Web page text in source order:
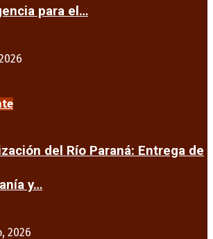
para el…
del Río Paraná: Entrega de
y…
2026